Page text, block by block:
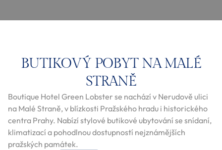
BUTIKOVÝ POBYT NA MALÉ
STRANĚ
Boutique Hotel Green Lobster se nachází v Nerudově ulici
na Malé Straně, v blízkosti Pražského hradu i historického
centra Prahy. Nabízí stylové butikové ubytování se snídaní,
klimatizací a pohodlnou dostupností nejznámějších
pražských památek.